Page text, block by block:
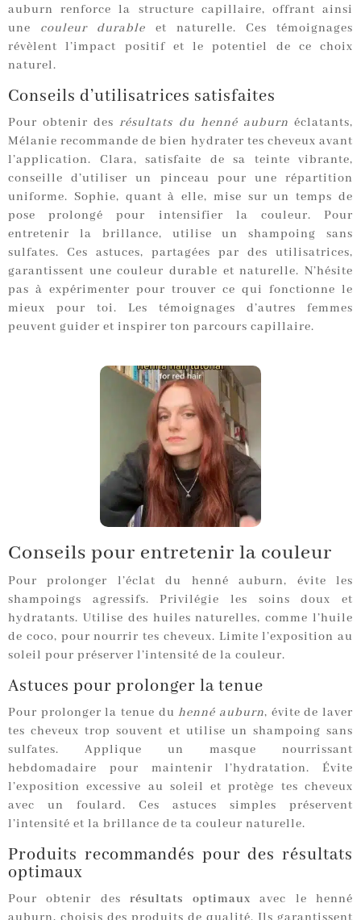
auburn renforce la structure capillaire, offrant ainsi
une couleur durable et naturelle. Ces témoignages
révèlent l’impact positif et le potentiel de ce choix
naturel.
Conseils d’utilisatrices satisfaites
Pour obtenir desrésultats du henné auburn éclatants,
Mélanie recommande de bien hydrater tes cheveux avant
l’application. Clara, satisfaite de sa teinte vibrante,
conseille d’utiliser un pinceau pour une répartition
uniforme. Sophie, quant à elle, mise sur un temps de
pose prolongé pour intensifier la couleur. Pour
entretenir la brillance, utilise un shampoing sans
sulfates. Ces astuces, partagées par des utilisatrices,
garantissent une couleur durable et naturelle. N’hésite
pas à expérimenter pour trouver ce qui fonctionne le
mieux pour toi. Les témoignages d’autres femmes
peuvent guider et inspirer ton parcours capillaire.
Conseils pour entretenir la couleur
Pour prolonger l’éclat du henné auburn, évite les
shampoings agressifs. Privilégie les soins doux et
hydratants. Utilise des huiles naturelles, comme l’huile
de coco, pour nourrir tes cheveux. Limite l’exposition au
soleil pour préserver l’intensité de la couleur.
Astuces pour prolonger la tenue
Pour prolonger la tenue duhenné auburn, évite de laver
tes cheveux trop souvent et utilise un shampoing sans
sulfates. Applique un masque nourrissant
hebdomadaire pour maintenir l’hydratation. Évite
l’exposition excessive au soleil et protège tes cheveux
avec un foulard. Ces astuces simples préservent
l’intensité et la brillance de ta couleur naturelle.
Produits recommandés pour des résultats
optimaux
Pour obtenir desrésultats optimaux avec le henné